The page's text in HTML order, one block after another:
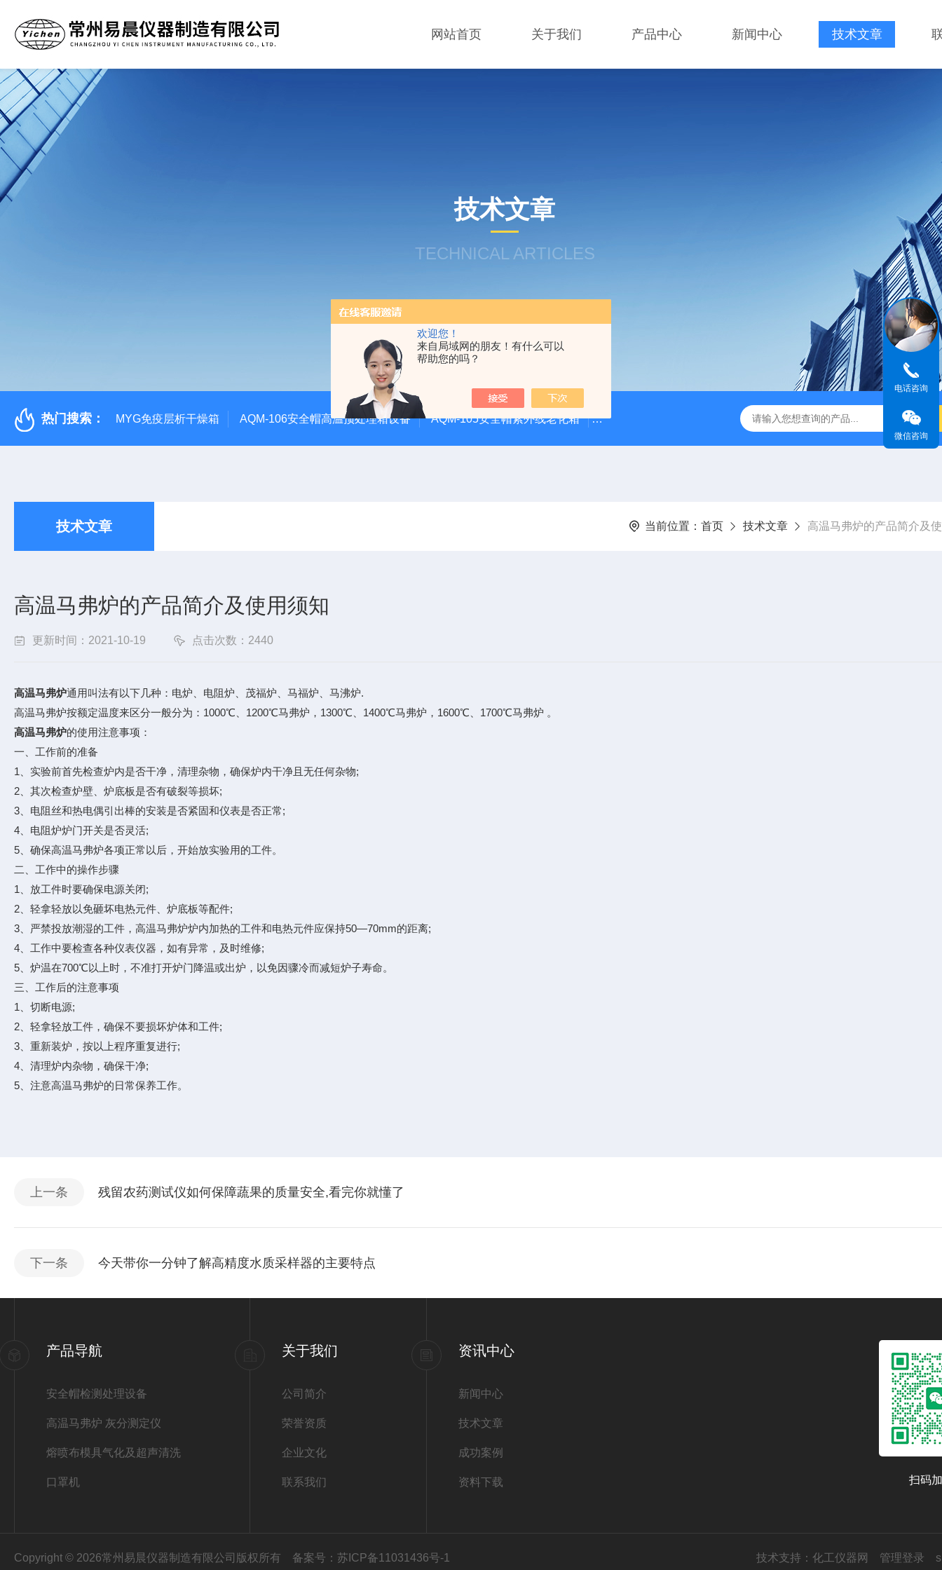
欢迎您！
来自局域网的朋友！有什么可以
帮助您的吗？
网站首页 关于我们 产品中心 新闻中心 技术文章
技术文章
TECHNICAL ARTICLES
热门搜索： MYG免疫层析干燥箱 AQM-106安全帽高温预处理箱设备 AQM-105安全帽紫外线老化箱 CZD-85超声波水浴恒温振荡器 CSQX-80超声波清洗机
技术文章 当前位置： 首页 技术文章 高温马弗炉的产品简介及
高温马弗炉的产品简介及使用须知
更新时间：2021-10-19 点击次数：2440
高温马弗炉通用叫法有以下几种：电炉、电阻炉、茂福炉、马福炉、马沸炉.
高温马弗炉按额定温度来区分一般分为：1000℃、1200℃马弗炉，1300℃、1400℃马弗炉，1600℃、1700℃马弗炉 。
高温马弗炉的使用注意事项：
一、工作前的准备
1、实验前首先检查炉内是否干净，清理杂物，确保炉内干净且无任何杂物;
2、其次检查炉壁、炉底板是否有破裂等损坏;
3、电阻丝和热电偶引出棒的安装是否紧固和仪表是否正常;
4、电阻炉炉门开关是否灵活;
5、确保高温马弗炉各项正常以后，开始放实验用的工件。
二、工作中的操作步骤
1、放工件时要确保电源关闭;
2、轻拿轻放以免砸坏电热元件、炉底板等配件;
3、严禁投放潮湿的工件，高温马弗炉炉内加热的工件和电热元件应保持50—70mm的距离;
4、工作中要检查各种仪表仪器，如有异常，及时维修;
5、炉温在700℃以上时，不准打开炉门降温或出炉，以免因骤冷而减短炉子寿命。
三、工作后的注意事项
1、切断电源;
2、轻拿轻放工件，确保不要损坏炉体和工件;
3、重新装炉，按以上程序重复进行;
4、清理炉内杂物，确保干净;
5、注意高温马弗炉的日常保养工作。
上一条 残留农药测试仪如何保障蔬果的质量安全,看完你就懂了
下一条 今天带你一分钟了解高精度水质采样器的主要特点
产品导航
安全帽检测处理设备
高温马弗炉 灰分测定仪
熔喷布模具气化及超声清洗
口罩机
关于我们
公司简介
荣誉资质
企业文化
联系我们
资讯中心
新闻中心
技术文章
成功案例
资料下载 扫码
Copyright © 2026常州易晨仪器制造有限公司版权所有 备案号：苏ICP备11031436号-1 技术支持： 化工仪器网 管理登录
电话咨询
微信咨询